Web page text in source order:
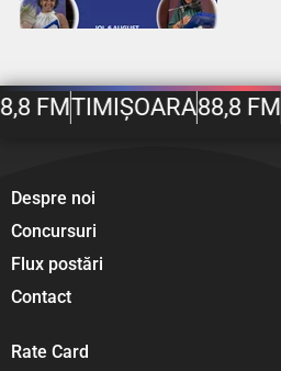
FMTIMIȘOARA88,8 FM
Despre noi
Concursuri
Flux postări
Contact
Rate Card